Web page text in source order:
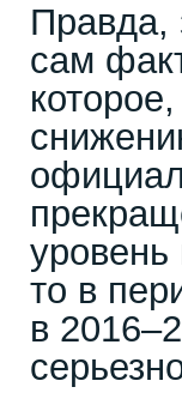
Правда,
сам
уровень
то в
в